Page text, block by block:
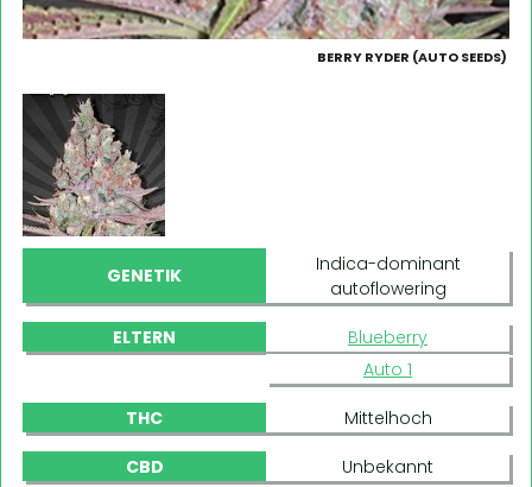
BERRY RYDER (AUTO SEEDS)
GENETIK
Indica-dominant
autoflowering
ELTERN
Blueberry
Auto 1
THC Mittelhoch
CBD Unbekannt